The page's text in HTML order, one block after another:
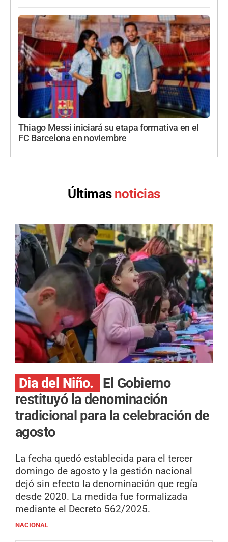
Thiago Messi iniciará su etapa formativa en el
FC Barcelona en noviembre
Últimas noticias
Dia del Niño.
El Gobierno
restituyó la denominación
tradicional para la celebración de
agosto
La fecha quedó establecida para el tercer
domingo de agosto y la gestión nacional
dejó sin efecto la denominación que regía
desde 2020. La medida fue formalizada
mediante el Decreto 562/2025.
NACIONAL